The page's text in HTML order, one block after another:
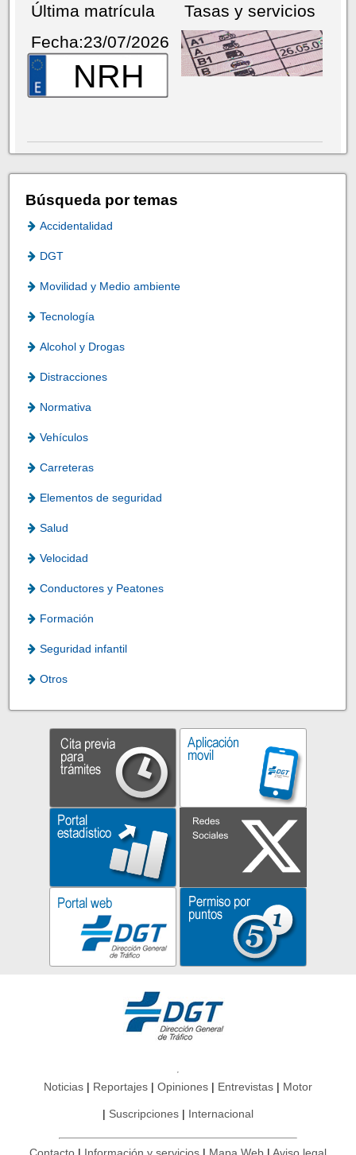
Última matrícula
Fecha:23/07/2026
NRH
Tasas y servicios
Búsqueda por temas
Accidentalidad
DGT
Movilidad y Medio ambiente
Tecnología
Alcohol y Drogas
Distracciones
Normativa
Vehículos
Carreteras
Elementos de seguridad
Salud
Velocidad
Conductores y Peatones
Formación
Seguridad infantil
Otros
Noticias Reportajes Opiniones Entrevistas Motor
Suscripciones Internacional